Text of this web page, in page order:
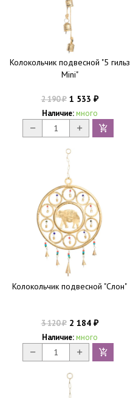
Колокольчик подвесной "5 гильз
Mini"
2 190₽1 533 ₽
Наличие: много
Колокольчик подвесной "Слон"
3 120₽2 184 ₽
Наличие: много